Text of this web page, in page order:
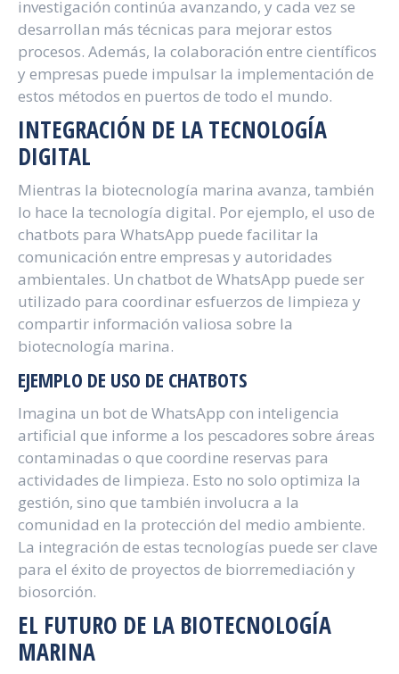
investigación continúa avanzando, y cada vez se
desarrollan más técnicas para mejorar estos
procesos. Además, la colaboración entre científicos
y empresas puede impulsar la implementación de
estos métodos en puertos de todo el mundo.
INTEGRACIÓN DE LA TECNOLOGÍA
DIGITAL
Mientras la biotecnología marina avanza, también
lo hace la tecnología digital. Por ejemplo, el uso de
chatbots para WhatsApp puede facilitar la
comunicación entre empresas y autoridades
ambientales. Un chatbot de WhatsApp puede ser
utilizado para coordinar esfuerzos de limpieza y
compartir información valiosa sobre la
biotecnología marina.
EJEMPLO DE USO DE CHATBOTS
Imagina un bot de WhatsApp con inteligencia
artificial que informe a los pescadores sobre áreas
contaminadas o que coordine reservas para
actividades de limpieza. Esto no solo optimiza la
gestión, sino que también involucra a la
comunidad en la protección del medio ambiente.
La integración de estas tecnologías puede ser clave
para el éxito de proyectos de biorremediación y
biosorción.
EL FUTURO DE LA BIOTECNOLOGÍA
MARINA